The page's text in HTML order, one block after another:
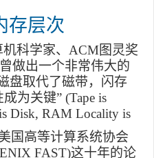
存层次
科学家、 ACM图灵奖
曾做出一个非常伟大的
盘取代了磁带，闪存
为关键” (Tape is
Disk, RAM Locality is
国高等计算系统协会
FAST)这十年的论